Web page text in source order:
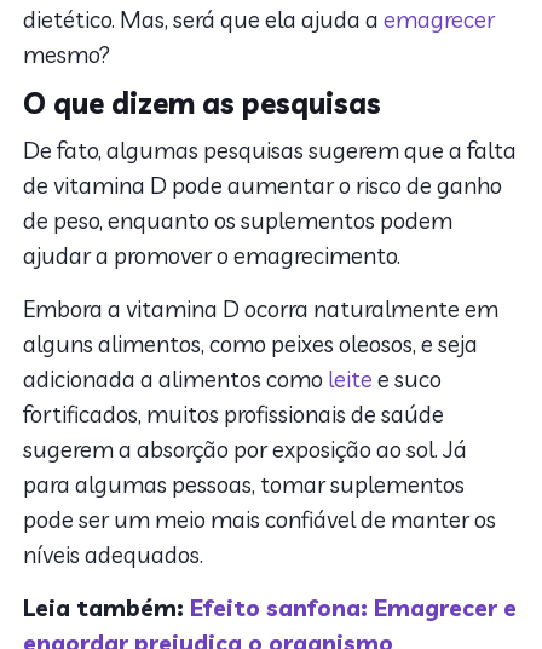
dietético. Mas, será que ela ajuda aemagrecer
mesmo?
O que dizem as pesquisas
De fato, algumas pesquisas sugerem que a falta
de vitamina D pode aumentar o risco de ganho
de peso, enquanto os suplementos podem
ajudar a promover o emagrecimento.
Embora a vitamina D ocorra naturalmente em
alguns alimentos, como peixes oleosos, e seja
adicionada a alimentos como leite e suco
fortificados, muitos profissionais de saúde
sugerem a absorção por exposição ao sol. Já
para algumas pessoas, tomar suplementos
pode ser um meio mais confiável de manter os
níveis adequados.
Leia também: Efeito sanfona: Emagrecer e
engordar prejudica o organismo